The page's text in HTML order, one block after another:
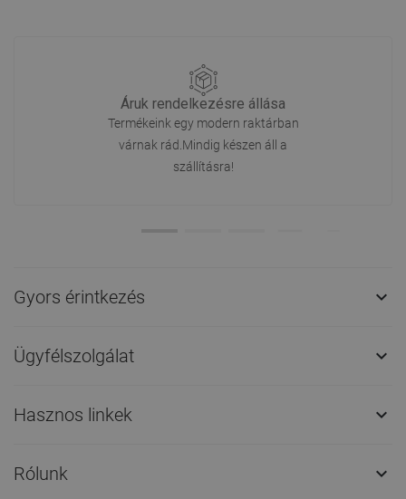
Áruk rendelkezésre állása
Termékeink egy modern raktárban
várnak rád.Mindig készen áll a
szállításra!
Gyors érintkezés 
Ügyfélszolgálat 
Hasznos linkek 
Rólunk 